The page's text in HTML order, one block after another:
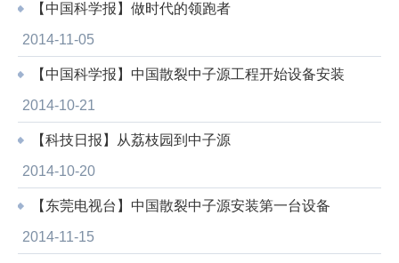
【中国科学报】做时代的领跑者
2014-11-05
【中国科学报】中国散裂中子源工程开始设备安装
2014-10-21
【科技日报】从荔枝园到中子源
2014-10-20
【东莞电视台】中国散裂中子源安装第一台设备
2014-11-15